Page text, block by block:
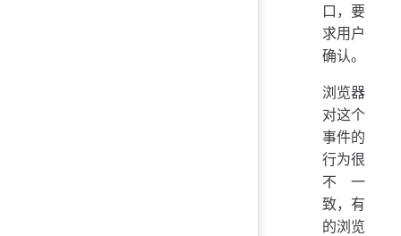
口，要
求用户
确认。
浏览器
对这个
事件的
行为很
不一
致，有
的浏览